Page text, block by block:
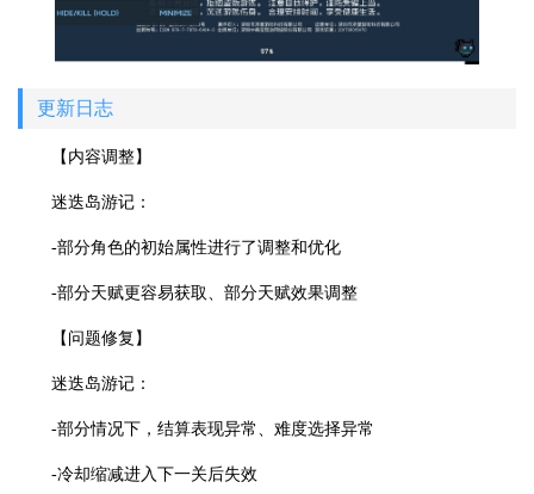
更新日志
【内容调整】
迷迭岛游记：
-部分角色的初始属性进行了调整和优化
-部分天赋更容易获取、部分天赋效果调整
【问题修复】
迷迭岛游记：
-部分情况下，结算表现异常、难度选择异常
-冷却缩减进入下一关后失效